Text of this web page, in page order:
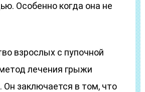
Особенно когда она не
взрослых с пупочной
лечения грыжи
заключается в том, что